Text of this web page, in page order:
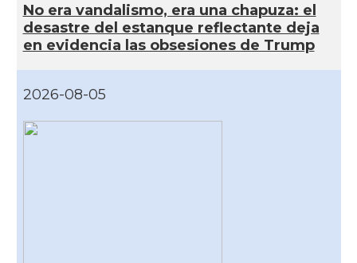
No era vandalismo, era una chapuza: el
desastre del estanque reflectante deja
en evidencia las obsesiones de Trump
2026-08-05